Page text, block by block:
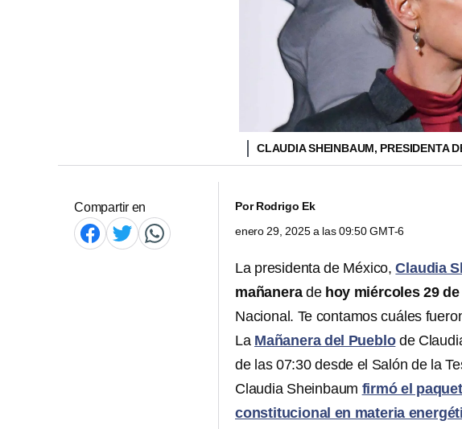
CLAUDIA SHEINBAUM, PRESIDENTA
Compartir en PorRodrigo Ek
enero 29, 2025 a las 09:50 GMT-6
La presidenta de México,Claudia
mañanerade hoy miércoles 29
Nacional. Te contamos cuáles
La Mañanera del Pueblode
de las 07:30 desde el Salón de la
Claudia Sheinbaum firmó el
constitucional en materia